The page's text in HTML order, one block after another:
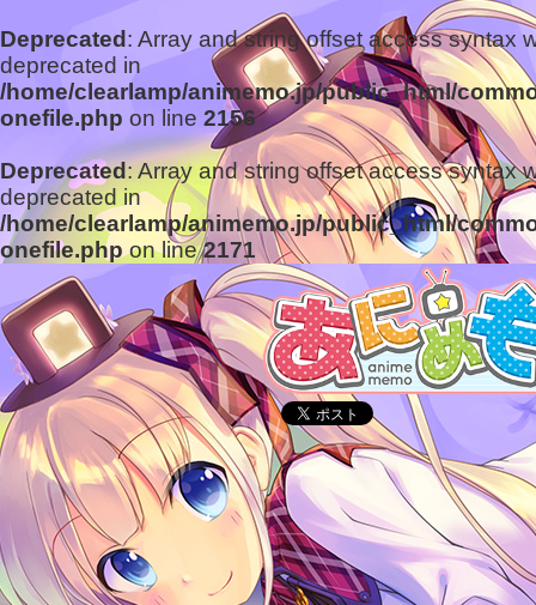
Deprecated : Array and string offset access syntax
deprecated in
/home/clearlamp/animemo.jp/public_html/
onefile.php on line 2156
Deprecated: Array and string offset access syntax
deprecated in
/home/clearlamp/animemo.jp/public_html/
onefile.phpon line2171